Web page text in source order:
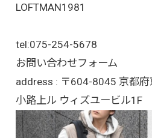
LOFTMAN1981
tel:075-254-5678
お問い合わせフォーム
address : 〒604-8045 京都
小路上ル ウィズユービル1F